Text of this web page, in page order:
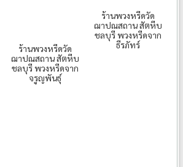
ร้านพวงหรีดวัด
ฌาปณสถาน สัตหีบ
ชลบุรี พวงหรีดจาก
จรูญพันธุ์
ร้านพวงหรีดวัด
ฌาปณสถาน สัตหีบ
ชลบุรี พวงหรีดจาก
ธีรภัทร์